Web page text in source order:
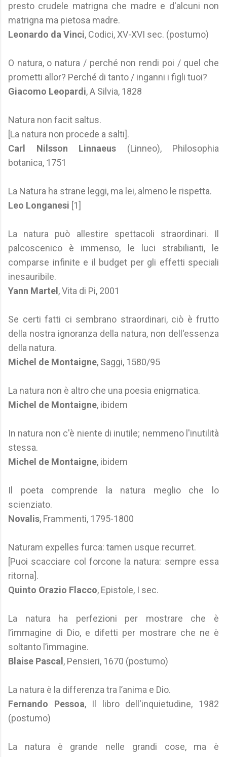
presto crudele matrigna che madre e d'alcuni non
matrigna ma pietosa madre.
Leonardo da Vinci, Codici, XV-XVI sec. (postumo)
O natura, o natura / perché non rendi poi / quel che
prometti allor? Perché di tanto / inganni i figli tuoi?
Giacomo Leopardi, A Silvia, 1828
Natura non facit saltus.
[La natura non procede a salti].
Carl Nilsson Linnaeus (Linneo), Philosophia
botanica, 1751
La Natura ha strane leggi, ma lei, almeno le rispetta.
Leo Longanesi [1]
La natura può allestire spettacoli straordinari. Il
palcoscenico è immenso, le luci strabilianti, le
comparse infinite e il budget per gli effetti speciali
inesauribile.
Yann Martel , Vita di Pi, 2001
Se certi fatti ci sembrano straordinari, ciò è frutto
della nostra ignoranza della natura, non dell'essenza
della natura.
Michel de Montaigne, Saggi, 1580/95
La natura non è altro che una poesia enigmatica.
Michel de Montaigne, ibidem
In natura non c'è niente di inutile; nemmeno l'inutilità
stessa.
Michel de Montaigne, ibidem
Il poeta comprende la natura meglio che lo
scienziato.
Novalis, Frammenti, 1795-1800
Naturam expelles furca: tamen usque recurret.
[Puoi scacciare col forcone la natura: sempre essa
ritorna].
Quinto Orazio Flacco, Epistole, I sec.
La natura ha perfezioni per mostrare che è
l’immagine di Dio, e difetti per mostrare che ne è
soltanto l’immagine.
Blaise Pascal , Pensieri, 1670 (postumo)
La natura è la differenza tra l’anima e Dio.
Fernando Pessoa, Il libro dell'inquietudine, 1982
(postumo)
La natura è grande nelle grandi cose, ma è